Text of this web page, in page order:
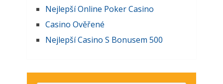
Nejlepší Online Poker Casino
Casino Ověřené
Nejlepší Casino S Bonusem 500